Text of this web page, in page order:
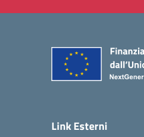
Link Esterni